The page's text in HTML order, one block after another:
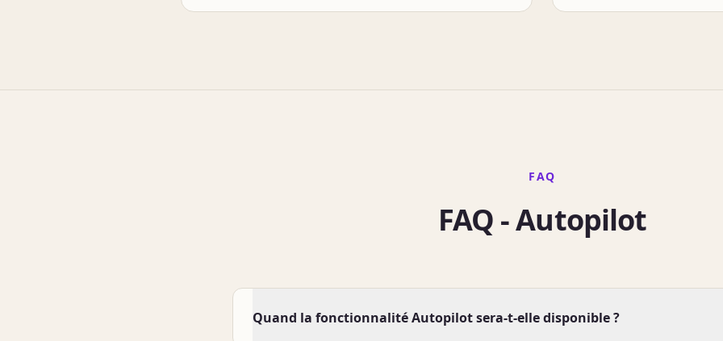
FAQ
FAQ - Autopilot
Quand la fonctionnalité Autopilot sera-t-elle disponible ?